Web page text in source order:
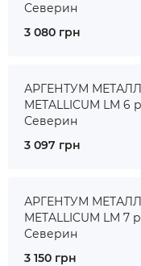
Северин
3 080 грн
АРГЕНТУМ
METALLICUM LM 6
Северин
3 097 грн
АРГЕНТУМ
METALLICUM LM 7
Северин
3 150 грн